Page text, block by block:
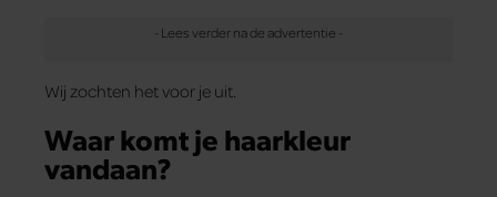
Wij zochten het voor je uit.
Waar komt je haarkleur
vandaan?